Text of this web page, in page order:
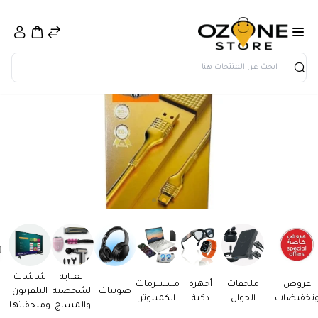
بحث
عروض
ملحقات
الجوال
أجهزة
ذكية
مستلزمات
الكمبيوتر
صوتيات
العناية
الشخصية
والمساج
شاشات
التلفزيون
وملحقاتها